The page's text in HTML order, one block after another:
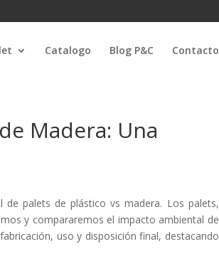
Catalogo Blog P&C Contacto
Madera: Una
palets de plástico vs madera. Los palets,
y compararemos el impacto ambiental de
uso y disposición final, destacando